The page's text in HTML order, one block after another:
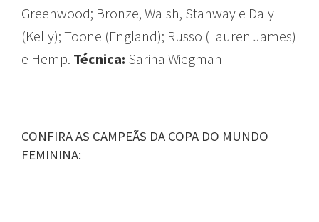
Greenwood; Bronze, Walsh, Stanway e Daly
(Kelly); Toone (England); Russo (Lauren James)
e Hemp. Técnica: Sarina Wiegman
CONFIRA AS CAMPEÃS DA COPA DO MUNDO
FEMININA: